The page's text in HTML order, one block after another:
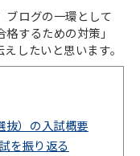
ブログの一環として
するための対策」
したいと思います。
）の入試概要
を振り返る